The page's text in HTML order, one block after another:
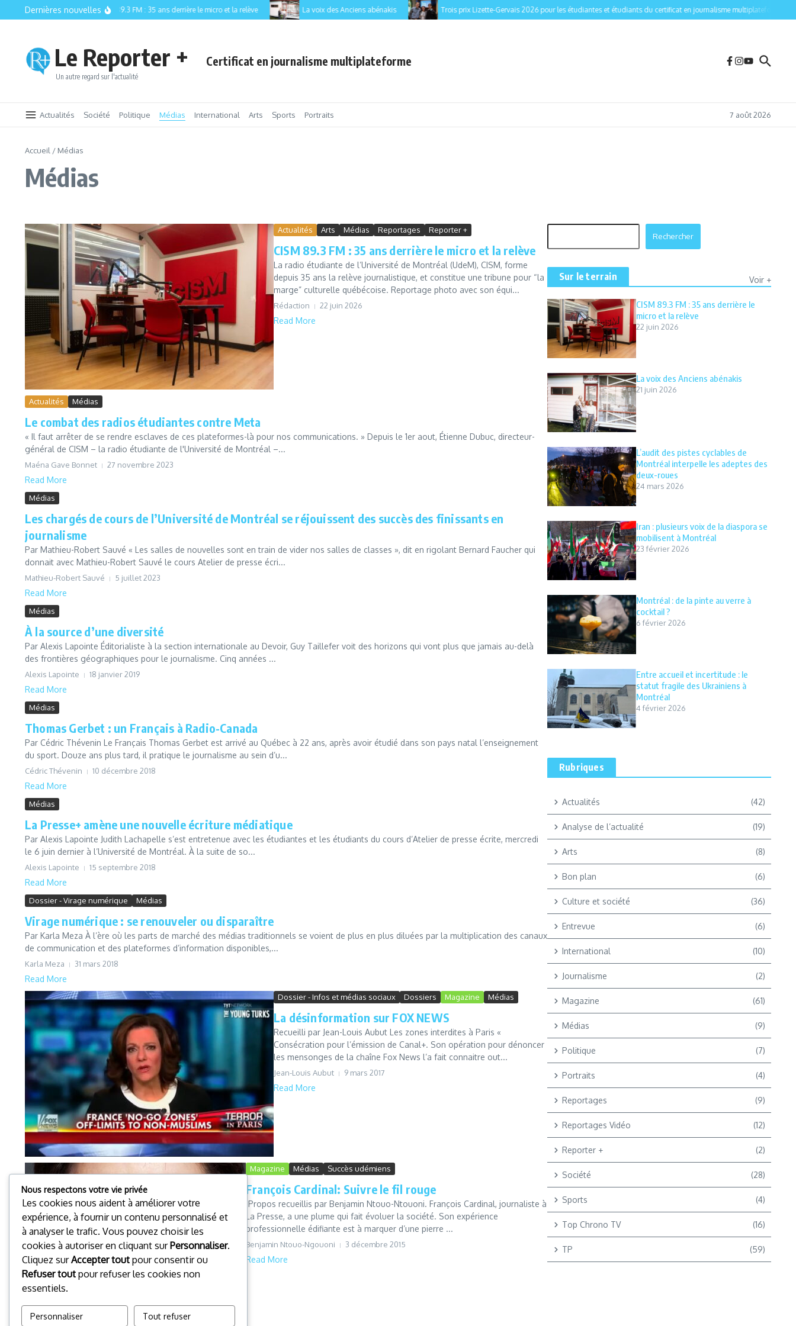
Aller au contenu
Dernières nouvellesCISM 89.3 FM : 35 ans derrière le micro et la relève La voix des Anciens abénakis Trois prix Lizette-Gervais 2026 pour les étudiantes et étudiants du certificat en journalisme multiplateforme de
Le Reporter +
Un autre regard sur l'actualité
Certificat en journalisme multiplateforme
Actualités Société Politique Médias International Arts Sports Portraits 7 août 2026
Accueil / Médias
Médias
Actualités Arts Médias Reportages Reporter +
CISM 89.3 FM : 35 ans derrière le micro et la relève
La radio étudiante de l’Université de Montréal (UdeM), CISM, forme
depuis 35 ans la relève journalistique, et constitue une tribune pour “la
marge” culturelle québécoise. Reportage photo avec son équi...
Rédaction 22 juin 2026
Read More
Actualités Médias
Le combat des radios étudiantes contre Meta
« Il faut arrêter de se rendre esclaves de ces plateformes-là pour nos communications. » Depuis le 1er aout, Étienne Dubuc, directeur-
général de CISM – la radio étudiante de l'Université de Montréal –...
Maéna Gave Bonnet 27 novembre 2023
Read More
Médias
Les chargés de cours de l’Université de Montréal se réjouissent des succès des finissants en
journalisme
Par Mathieu-Robert Sauvé « Les salles de nouvelles sont en train de vider nos salles de classes », dit en rigolant Bernard Faucher qui
donnait avec Mathieu-Robert Sauvé le cours Atelier de presse écri...
Mathieu-Robert Sauvé 5 juillet 2023
Read More
Médias
À la source d’une diversité
Par Alexis Lapointe Éditorialiste à la section internationale au Devoir, Guy Taillefer voit des horizons qui vont plus que jamais au-delà
des frontières géographiques pour le journalisme. Cinq années ...
Alexis Lapointe 18 janvier 2019
Read More
Médias
Thomas Gerbet : un Français à Radio-Canada
Par Cédric Thévenin Le Français Thomas Gerbet est arrivé au Québec à 22 ans, après avoir étudié dans son pays natal l’enseignement
du sport. Douze ans plus tard, il pratique le journalisme au sein d’u...
Cédric Thévenin 10 décembre 2018
Read More
Médias
La Presse+ amène une nouvelle écriture médiatique
Par Alexis Lapointe Judith Lachapelle s’est entretenue avec les étudiantes et les étudiants du cours d’Atelier de presse écrite, mercredi
le 6 juin dernier à l’Université de Montréal. À la suite de so...
Alexis Lapointe 15 septembre 2018
Read More
Dossier - Virage numérique Médias
Virage numérique : se renouveler ou disparaître
Par Karla Meza À l’ère où les parts de marché des médias traditionnels se voient de plus en plus diluées par la multiplication des canaux
de communication et des plateformes d’information disponibles,...
Karla Meza 31 mars 2018
Read More
Dossier - Infos et médias sociaux Dossiers Magazine Médias
La désinformation sur FOX NEWS
Recueilli par Jean-Louis Aubut Les zones interdites à Paris «
Consécration pour l’émission de Canal+. Son opération pour dénoncer
les mensonges de la chaîne Fox News l’a fait connaitre out...
Jean-Louis Aubut 9 mars 2017
Read More
Magazine Médias Succès udémiens
François Cardinal: Suivre le fil rouge
Propos recueillis par Benjamin Ntouo-Ntouoni. François Cardinal, journaliste à
La Presse, a une plume qui fait évoluer la société. Son expérience
professionnelle édifiante est à marquer d’une pierre ...
Benjamin Ntouo-Ngouoni 3 décembre 2015
Read More
Rechercher
Sur le terrain Voir +
CISM 89.3 FM : 35 ans derrière le
micro et la relève
22 juin 2026
La voix des Anciens abénakis
21 juin 2026
L’audit des pistes cyclables de
Montréal interpelle les adeptes des
deux-roues
24 mars 2026
Iran : plusieurs voix de la diaspora se
mobilisent à Montréal
23 février 2026
Montréal : de la pinte au verre à
cocktail ?
6 février 2026
Entre accueil et incertitude : le
statut fragile des Ukrainiens à
Montréal
4 février 2026
Rubriques
Actualités (42)
Analyse de l’actualité (19)
Arts (8)
Bon plan (6)
Culture et société (36)
Entrevue (6)
International (10)
Journalisme (2)
Magazine (61)
Médias (9)
Politique (7)
Portraits (4)
Reportages (9)
Reportages Vidéo (12)
Reporter + (2)
Société (28)
Sports (4)
Top Chrono TV (16)
TP (59)
Nous respectons votre vie privée
Les cookies nous aident à améliorer votre
expérience, à fournir un contenu personnalisé et
à analyser le trafic. Vous pouvez choisir les
cookies à autoriser en cliquant surPersonnaliser.
Cliquez surAccepter tout pour consentir ou
Refuser tout pour refuser les cookies non
essentiels.
Personnaliser Tout refuser